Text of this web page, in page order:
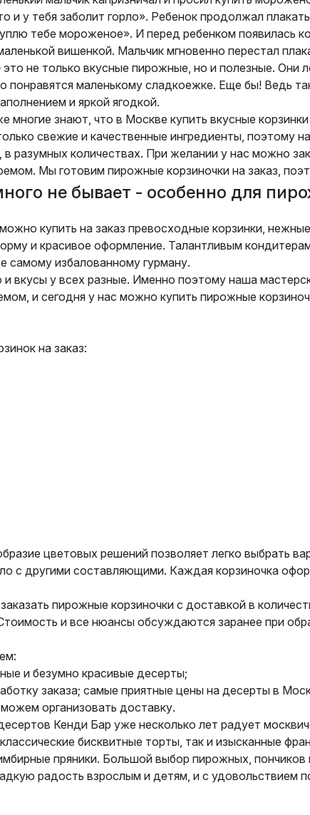
и у тебя заболит горло». Ребенок продолжал
тебе мороженое». И перед ребенком появилась
вишенкой. Мальчик мгновенно перестал
это не только вкусные пирожные, но и полезные. Они
понравятся маленькому сладкоежке. Еще бы! Ведь
и яркой ягодкой.
многие знают, что в Москве купить вкусные
свежие и качественные ингредиенты, поэтому
в разумных количествах. При желании у нас можно
Мы готовим пирожные корзиночки на заказ,
не бывает - особенно для
купить на заказ превосходные корзинки,
и красивое оформление. Талантливым
самому избалованному гурману.
вкусы у всех разные. Именно поэтому наша
и сегодня у нас можно купить пирожные
на заказ:
цветовых решений позволяет легко выбрать
с другими составляющими. Каждая корзиночка
пирожные корзиночки с доставкой в
и все нюансы обсуждаются заранее при
и безумно красивые десерты;
заказа; самые приятные цены на десерты в
организовать доставку.
Кенди Бар уже несколько лет радует
классические бисквитные торты, так и изысканные
пряники. Большой выбор пирожных,
радость взрослым и детям, и с удовольствием